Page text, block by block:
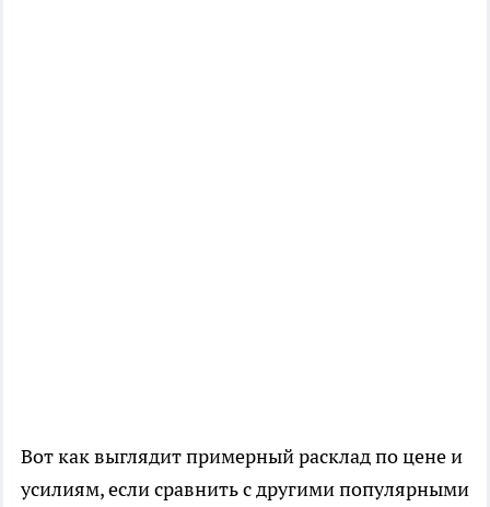
Вот как выглядит примерный расклад по цене и
усилиям, если сравнить с другими популярными